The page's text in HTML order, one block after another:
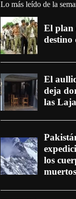
Lo más leído de la